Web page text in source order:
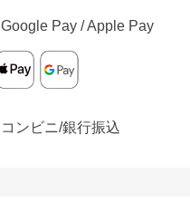
Google Pay / Apple Pay
コンビニ/銀行振込